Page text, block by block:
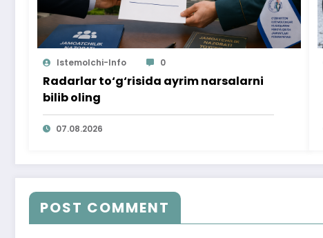
Istemolchi-Info 0
Radarlar to‘g‘risida ayrim narsalarni
bilib oling
07.08.2026
POST COMMENT